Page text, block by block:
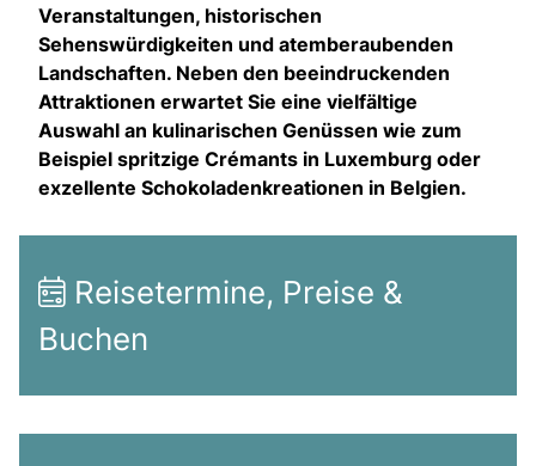
Veranstaltungen, historischen
Sehenswürdigkeiten und atemberaubenden
Landschaften. Neben den beeindruckenden
Attraktionen erwartet Sie eine vielfältige
Auswahl an kulinarischen Genüssen wie zum
Beispiel spritzige Crémants in Luxemburg oder
exzellente Schokoladenkreationen in Belgien.
Reisetermine, Preise &
Buchen